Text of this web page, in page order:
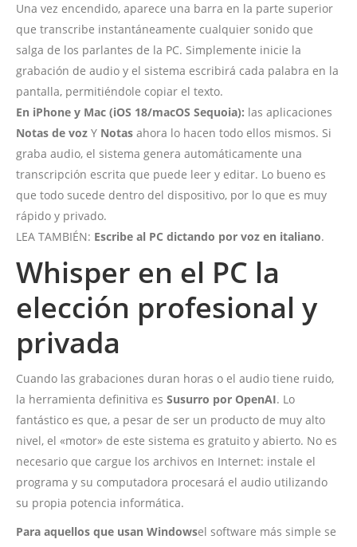
Una vez encendido, aparece una barra en la parte superior
que transcribe instantáneamente cualquier sonido que
salga de los parlantes de la PC. Simplemente inicie la
grabación de audio y el sistema escribirá cada palabra en la
pantalla, permitiéndole copiar el texto.
En iPhone y Mac (iOS 18/macOS Sequoia): las aplicaciones
Notas de voz Y Notas ahora lo hacen todo ellos mismos. Si
graba audio, el sistema genera automáticamente una
transcripción escrita que puede leer y editar. Lo bueno es
que todo sucede dentro del dispositivo, por lo que es muy
rápido y privado.
LEA TAMBIÉN: Escribe al PC dictando por voz en italiano.
Whisper en el PC la
elección profesional y
privada
Cuando las grabaciones duran horas o el audio tiene ruido,
la herramienta definitiva es Susurro por OpenAI. Lo
fantástico es que, a pesar de ser un producto de muy alto
nivel, el «motor» de este sistema es gratuito y abierto. No es
necesario que cargue los archivos en Internet: instale el
programa y su computadora procesará el audio utilizando
su propia potencia informática.
Para aquellos que usan Windowsel software más simple se